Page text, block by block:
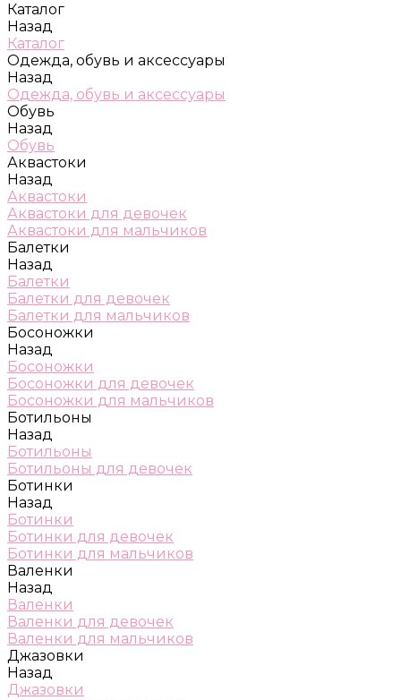
Каталог
Назад
Каталог
Одежда, обувь и аксессуары
Назад
Одежда, обувь и аксессуары
Обувь
Назад
Обувь
Аквастоки
Назад
Аквастоки
Аквастоки для девочек
Аквастоки для мальчиков
Балетки
Назад
Балетки
Балетки для девочек
Балетки для мальчиков
Босоножки
Назад
Босоножки
Босоножки для девочек
Босоножки для мальчиков
Ботильоны
Назад
Ботильоны
Ботильоны для девочек
Ботинки
Назад
Ботинки
Ботинки для девочек
Ботинки для мальчиков
Валенки
Назад
Валенки
Валенки для девочек
Валенки для мальчиков
Джазовки
Назад
Джазовки